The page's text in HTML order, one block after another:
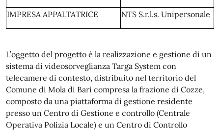
IMPRESA APPALTATRICE NTS S.r.l.s. Unipersonale
L’oggetto del progetto è la realizzazione e gestione di un
sistema di videosorveglianza Targa System con
telecamere di contesto, distribuito nel territorio del
Comune di Mola di Bari compresa la frazione di Cozze,
composto da una piattaforma di gestione residente
presso un Centro di Gestione e controllo (Centrale
Operativa Polizia Locale) e un Centro di Controllo